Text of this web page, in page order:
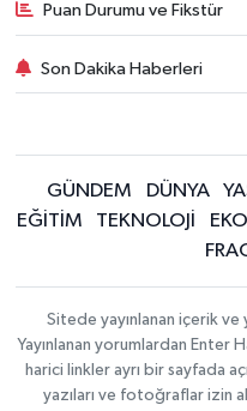
Puan Durumu ve Fikstür
Son Dakika Haberleri
GÜNDEM DÜNYA
EĞİTİM
TEKNOLOJİ
Sitede yayınlanan içerik ve
Yayınlanan yorumlardan Enter
harici linkler ayrı bir sayfada
yazıları ve fotoğraflar izin